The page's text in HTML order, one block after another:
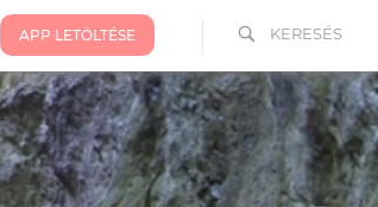
KERESÉS
APP LETÖLTÉSE